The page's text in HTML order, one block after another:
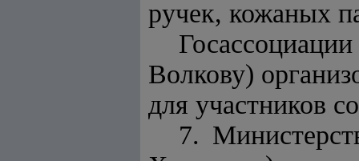
ручек, кожаных
Волкову)
для участников
7.